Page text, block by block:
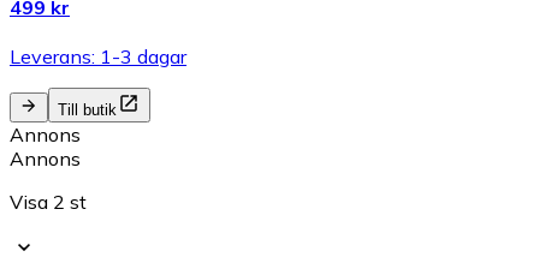
499 kr
Leverans: 1-3 dagar
Till butik
Annons
Annons
Visa 2 st